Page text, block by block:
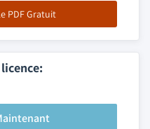
PDF Gratuit